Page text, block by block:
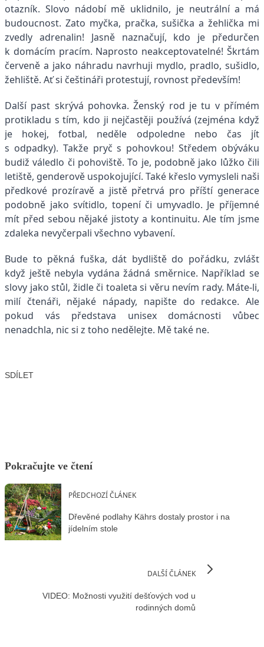
otazník. Slovo nádobí mě uklidnilo, je neutrální a má
budoucnost. Zato myčka, pračka, sušička a žehlička mi
zvedly adrenalin! Jasně naznačují, kdo je předurčen
k domácím pracím. Naprosto neakceptovatelné! Škrtám
červeně a jako náhradu navrhuji mydlo, pradlo, sušidlo,
žehliště. Ať si češtináři protestují, rovnost především!
Další past skrývá pohovka. Ženský rod je tu v přímém
protikladu s tím, kdo ji nejčastěji používá (zejména když
je hokej, fotbal, neděle odpoledne nebo čas jít
s odpadky). Takže pryč s pohovkou! Středem obýváku
budiž váledlo či pohoviště. To je, podobně jako lůžko čili
letiště, genderově uspokojující. Také křeslo vymysleli naši
předkové prozíravě a jistě přetrvá pro příští generace
podobně jako svítidlo, topení či umyvadlo. Je příjemné
mít před sebou nějaké jistoty a kontinuitu. Ale tím jsme
zdaleka nevyčerpali všechno vybavení.
Bude to pěkná fuška, dát bydliště do pořádku, zvlášť
když ještě nebyla vydána žádná směrnice. Například se
slovy jako stůl, židle či toaleta si věru nevím rady. Máte-li,
milí čtenáři, nějaké nápady, napište do redakce. Ale
pokud vás představa unisex domácnosti vůbec
nenadchla, nic si z toho nedělejte. Mě také ne.
SDÍLET
Pokračujte ve čtení
PŘEDCHOZÍ ČLÁNEK
Dřevěné podlahy Kährs dostaly prostor i na
jídelním stole
DALŠÍ ČLÁNEK
VIDEO: Možnosti využití dešťových vod u
rodinných domů